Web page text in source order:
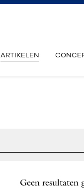
ARTIKELEN
Geen resultaten